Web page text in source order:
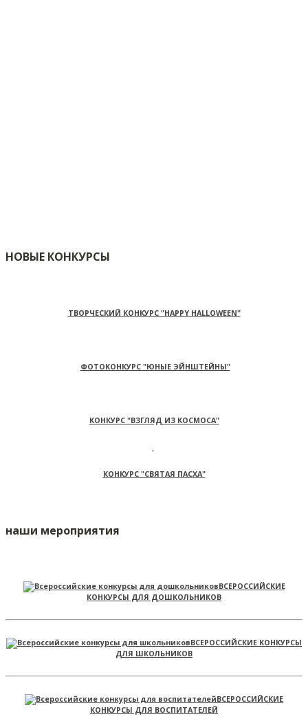
НОВЫЕ КОНКУРСЫ
ТВОРЧЕСКИЙ КОНКУРС "HAPPY HALLOWEEN"
ФОТОКОНКУРС "ЮНЫЕ ЭЙНШТЕЙНЫ"
КОНКУРС "ВЗГЛЯД ИЗ КОСМОСА"
КОНКУРС "СВЯТАЯ ПАСХА"
наши мероприятия
ВСЕРОССИЙСКИЕ
КОНКУРСЫ ДЛЯ ДОШКОЛЬНИКОВ
ВСЕРОССИЙСКИЕ КОНКУРСЫ
ДЛЯ ШКОЛЬНИКОВ
ВСЕРОССИЙСКИЕ
КОНКУРСЫ ДЛЯ ВОСПИТАТЕЛЕЙ